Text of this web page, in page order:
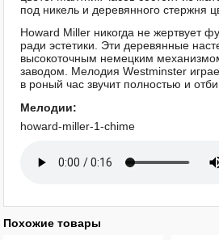
под никель и деревянного стержня
Howard Miller никогда не жертвует
ради эстетики. Эти деревянные
высокоточным немецким
заводом. Мелодия Westminster
в роный час звучит полностью и
Мелодии:
howard-miller-1-chime
Похожие товары